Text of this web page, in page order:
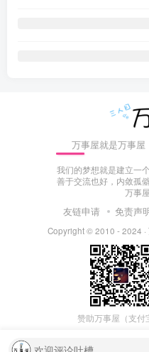
万事屋就是万事屋
我们的梦想就是建立一
善于交流也好，内敛孤
万事
友链申请 免责声
Copyright © 2010 - 2024 ·
赞助万事屋（支付